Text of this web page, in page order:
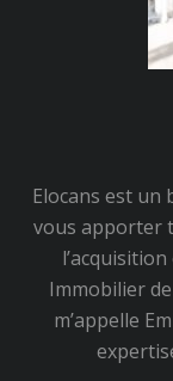
Elocans est un
vous apporter
Immobilier
m’appelle